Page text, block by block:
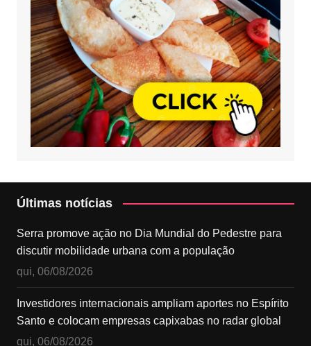
Últimas notícias
Serra promove ação no Dia Mundial do Pedestre para
discutir mobilidade urbana com a população
qui, 06/08/2026
Investidores internacionais ampliam aportes no Espírito
Santo e colocam empresas capixabas no radar global
qui, 06/08/2026